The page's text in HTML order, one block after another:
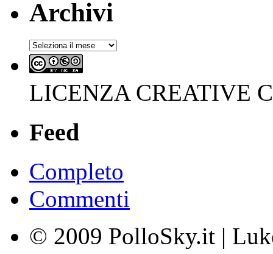
Archivi
Archivi
LICENZA CREATIVE
Feed
Completo
Commenti
© 2009 PolloSky.it |